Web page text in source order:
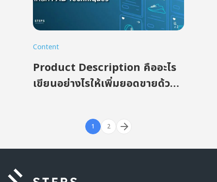
Content
Product Description คืออะไร
เขียนอย่างไรให้เพิ่มยอดขายด้วย
1 2